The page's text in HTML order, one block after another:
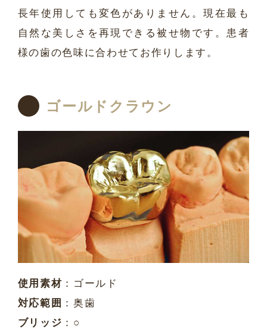
長年使用しても変色がありません。現在最も
自然な美しさを再現できる被せ物です。患者
様の歯の色味に合わせてお作りします。
ゴールドクラウン
使用素材 ：ゴールド
対応範囲 ：奥歯
ブリッジ ：○